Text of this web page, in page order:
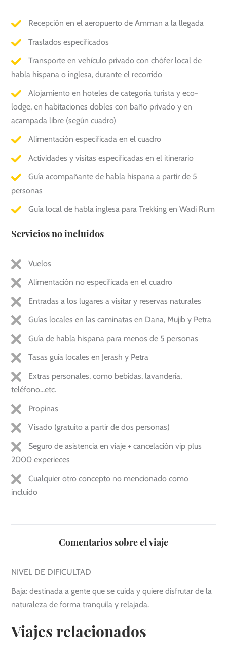
Recepción en el aeropuerto de Amman a la llegada
Traslados especificados
Transporte en vehículo privado con chófer local de
habla hispana o inglesa, durante el recorrido
Alojamiento en hoteles de categoría turista y eco-
lodge, en habitaciones dobles con baño privado y en
acampada libre (según cuadro)
Alimentación especificada en el cuadro
Actividades y visitas especificadas en el itinerario
Guía acompañante de habla hispana a partir de 5
personas
Guía local de habla inglesa para Trekking en Wadi Rum
Servicios no incluidos
Vuelos
Alimentación no especificada en el cuadro
Entradas a los lugares a visitar y reservas naturales
Guías locales en las caminatas en Dana, Mujib y Petra
Guía de habla hispana para menos de 5 personas
Tasas guía locales en Jerash y Petra
Extras personales, como bebidas, lavandería,
teléfono...etc.
Propinas
Visado (gratuito a partir de dos personas)
Seguro de asistencia en viaje + cancelación vip plus
2000 experieces
Cualquier otro concepto no mencionado como
incluido
Comentarios sobre el viaje
NIVEL DE DIFICULTAD
Baja: destinada a gente que se cuida y quiere disfrutar de la
naturaleza de forma tranquila y relajada.
Viajes relacionados